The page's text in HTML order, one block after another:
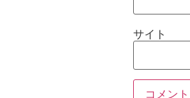
サイト